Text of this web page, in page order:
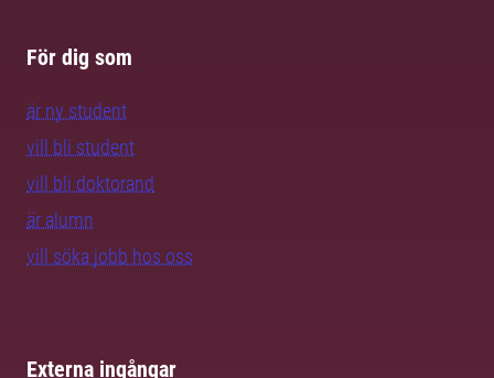
För dig som
är ny student
vill bli student
vill bli doktorand
är alumn
vill söka jobb hos oss
Externa ingångar